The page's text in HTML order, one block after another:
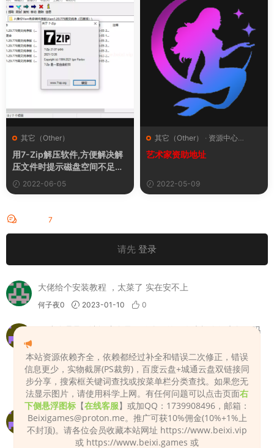
其它（Other）
用7-Zip解压软件,方便解决解
压文件时提示磁盘空间不足密
码错误等问题。
2022-06-05
其它（Other） · 资源中心
（Resource Center）
艺术家资助地址
2022-05-09
7
请先 登录
大佬给个安装教程 ，太菜了 实在安不上
何子夜0 2023-01-10 0
网站管理员，请问这个是做什么用的，有大概介绍和教程吗
根据图片生成皮肤贴图的
Admin 2023-02-13 0
请问本网站密码是多少？
zhzh0514 2023-05-06 0
本站资源依赖齐全，依赖都经过补全和错误二次修正，错误
信息更少，实物截屏(PS裁剪)，百度云盘+城通云盘双链接同
步分享，搜索框关键词查找或按菜单栏分类查找。如果您无
法显示图片，请使用科学上网。有任何问题可以点击页面右
下侧悬浮图标 【在线客服】或加QQ：1739908496，邮箱：
Beixigames@proton.me。推广可获10%佣金(10%+1%上
不封顶)。请各位会员收藏本站网址 https://www.beixi.vip
或 https://www.beixi.games 或